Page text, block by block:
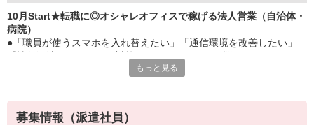
10月Start★転職に◎オシャレオフィスで稼げる法人営業（自治体・
病院）
●「職員が使うスマホを入れ替えたい」「通信環境を改善したい」
●お悩みに寄り添った商品・サービスを提案
●商品・サービス提供後のアフターフォロー
もっと見る
募集情報（派遣社員）